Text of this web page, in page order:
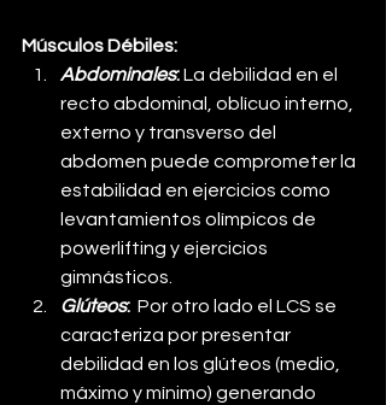
Músculos Débiles:
Abdominales: La debilidad en el
recto abdominal, oblícuo interno,
externo y transverso del
abdomen puede comprometer la
estabilidad en ejercicios como
levantamientos olímpicos de
powerlifting y ejercicios
gimnásticos.
Glúteos: Por otro lado el LCS se
caracteriza por presentar
debilidad en los glúteos (medio,
máximo y mínimo) generando